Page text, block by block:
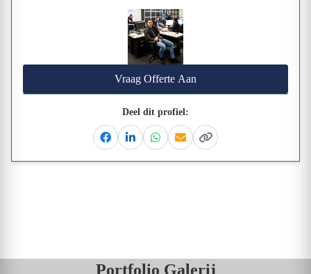
Vraag Offerte Aan
Deel dit profiel:
FacebookLinkedinWhatsapp
EmailKopieer link
Portfolio Galerij